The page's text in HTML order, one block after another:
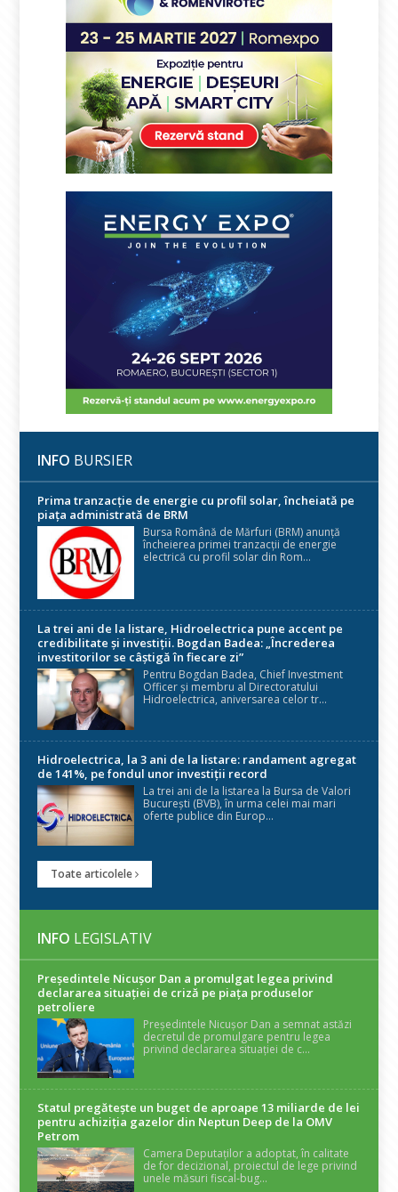
INFO BURSIER
Prima tranzacție de energie cu profil solar, încheiată pe
piața administrată de BRM
Bursa Română de Mărfuri (BRM) anunță
încheierea primei tranzacții de energie
electrică cu profil solar din Rom...
La trei ani de la listare, Hidroelectrica pune accent pe
credibilitate și investiții. Bogdan Badea: „Încrederea
investitorilor se câștigă în fiecare zi”
Pentru Bogdan Badea, Chief Investment
Officer și membru al Directoratului
Hidroelectrica, aniversarea celor tr...
Hidroelectrica, la 3 ani de la listare: randament agregat
de 141%, pe fondul unor investiții record
La trei ani de la listarea la Bursa de Valori
București (BVB), în urma celei mai mari
oferte publice din Europ...
Toate articolele
INFO LEGISLATIV
Președintele Nicuşor Dan a promulgat legea privind
declararea situaţiei de criză pe piaţa produselor
petroliere
Președintele Nicușor Dan a semnat astăzi
decretul de promulgare pentru legea
privind declararea situației de c...
Statul pregătește un buget de aproape 13 miliarde de lei
pentru achiziția gazelor din Neptun Deep de la OMV
Petrom
Camera Deputaților a adoptat, în calitate
de for decizional, proiectul de lege privind
unele măsuri fiscal-bug...